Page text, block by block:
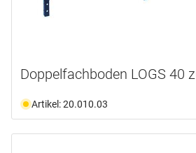
Doppelfachboden LOGS 40
Artikel: 20.010.03